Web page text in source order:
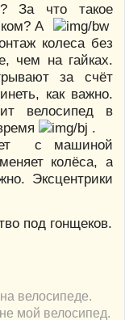
За что такое
А
колеса без
чем на гайках.
за счёт
как важно.
велосипед в
.
с машиной
колёса, а
Эксцентрики
под гонщеков.
велосипеде.
мой велосипед.